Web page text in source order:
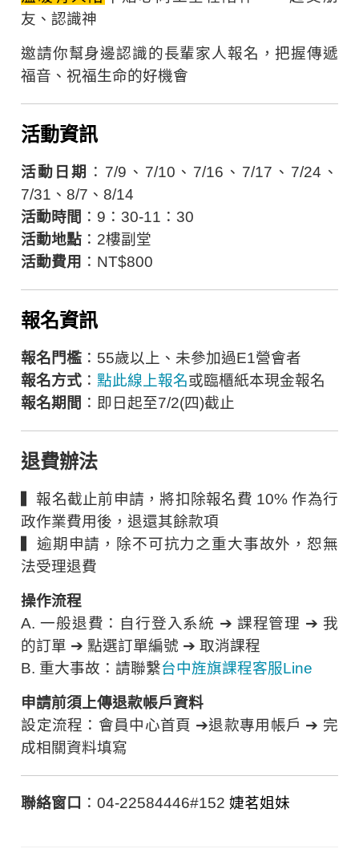
友、認識神
邀請你幫身邊認識的長輩家人報名，把握傳遞
福音、祝福生命的好機會
活動資訊
活動日期
：7/9、7/10、7/16、7/17、7/24、
7/31、8/7、8/14
活動時間 ：9：30-11：30
活動地點 ：2樓副堂
活動費用 ：NT$800
報名資訊
報名門檻 ：55歲以上、未參加過E1營會者
報名方式 ： 點此線上報名或臨櫃紙本現金報名
報名期間 ：即日起至7/2(四)截止
退費辦法
▍報名截止前申請，將扣除報名費 10% 作為行
政作業費用後，退還其餘款項
▍逾期申請，除不可抗力之重大事故外，恕無
法受理退費
操作流程
A. 一般退費：自行登入系統 ➔ 課程管理 ➔ 我
的訂單 ➔ 點選訂單編號 ➔ 取消課程
B. 重大事故：請聯繫台中旌旗課程客服Line
申請前須上傳退款帳戶資料
設定流程：會員中心首頁 ➔退款專用帳戶 ➔ 完
成相關資料填寫
聯絡窗口 ：04-22584446#152婕茗姐妹